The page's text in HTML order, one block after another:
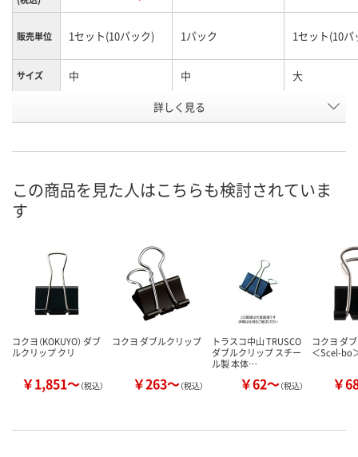
販売単位 1セット(10パック) 1パック 1セット(10パ
サイズ 中 中 大
RR52061 EH23083
お届け日 8月9日（日） 8月9日（日） 8月9日（日）
カゴへ カゴへ カ
詳しく見る
この商品を見た人はこちらも検討されていま
す
コクヨ（KOKUYO） ダブ
ルクリップ クリ
￥1,851～（税込）
コクヨ ダブルクリップ
￥263～（税込）
トラスコ中山 TRUSCO
ダブルクリップ スチー
ル製 本体…
￥62～（税込）
コクヨ ダ
＜Scel-bo
￥